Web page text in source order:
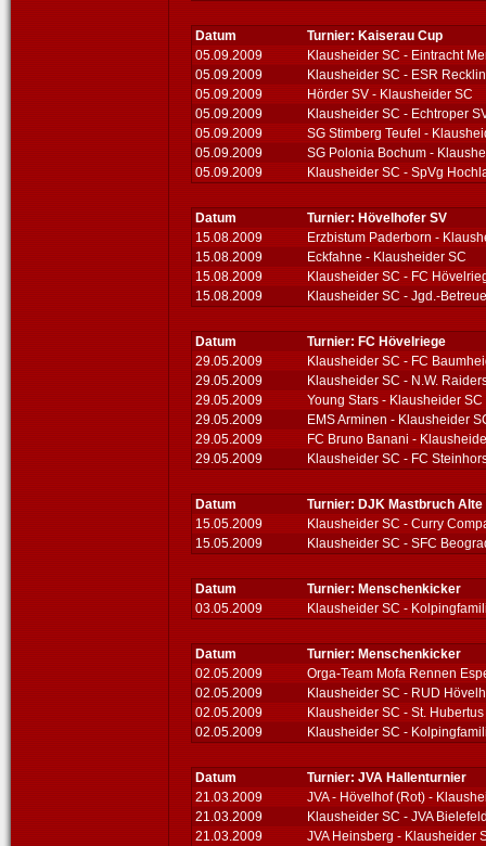
Datum
Turnier: Kaiserau Cup
05.09.2009
Klausheider SC - Eintracht
05.09.2009
Klausheider SC - ESR
05.09.2009
Hörder SV - Klausheider SC
05.09.2009
Klausheider SC - Echtroper
05.09.2009
SG Stimberg Teufel -
05.09.2009
SG Polonia Bochum -
05.09.2009
Klausheider SC - SpVg
Datum
Turnier: Hövelhofer SV
15.08.2009
Erzbistum Paderborn -
15.08.2009
Eckfahne - Klausheider SC
15.08.2009
Klausheider SC - FC
15.08.2009
Klausheider SC - Jgd.-
Datum
Turnier: FC Hövelriege
29.05.2009
Klausheider SC - FC
29.05.2009
Klausheider SC - N.W.
29.05.2009
Young Stars - Klausheider SC
29.05.2009
EMS Arminen - Klausheider
29.05.2009
FC Bruno Banani -
29.05.2009
Klausheider SC - FC
Datum
Turnier: DJK Mastbruch Alte
15.05.2009
Klausheider SC - Curry
15.05.2009
Klausheider SC - SFC
Datum
Turnier: Menschenkicker
03.05.2009
Klausheider SC -
Datum
Turnier: Menschenkicker
02.05.2009
Orga-Team Mofa Rennen
02.05.2009
Klausheider SC - RUD
02.05.2009
Klausheider SC - St.
02.05.2009
Klausheider SC -
Datum
Turnier: JVA Hallenturnier
21.03.2009
JVA - Hövelhof (Rot) -
21.03.2009
Klausheider SC - JVA
21.03.2009
JVA Heinsberg - Klausheider